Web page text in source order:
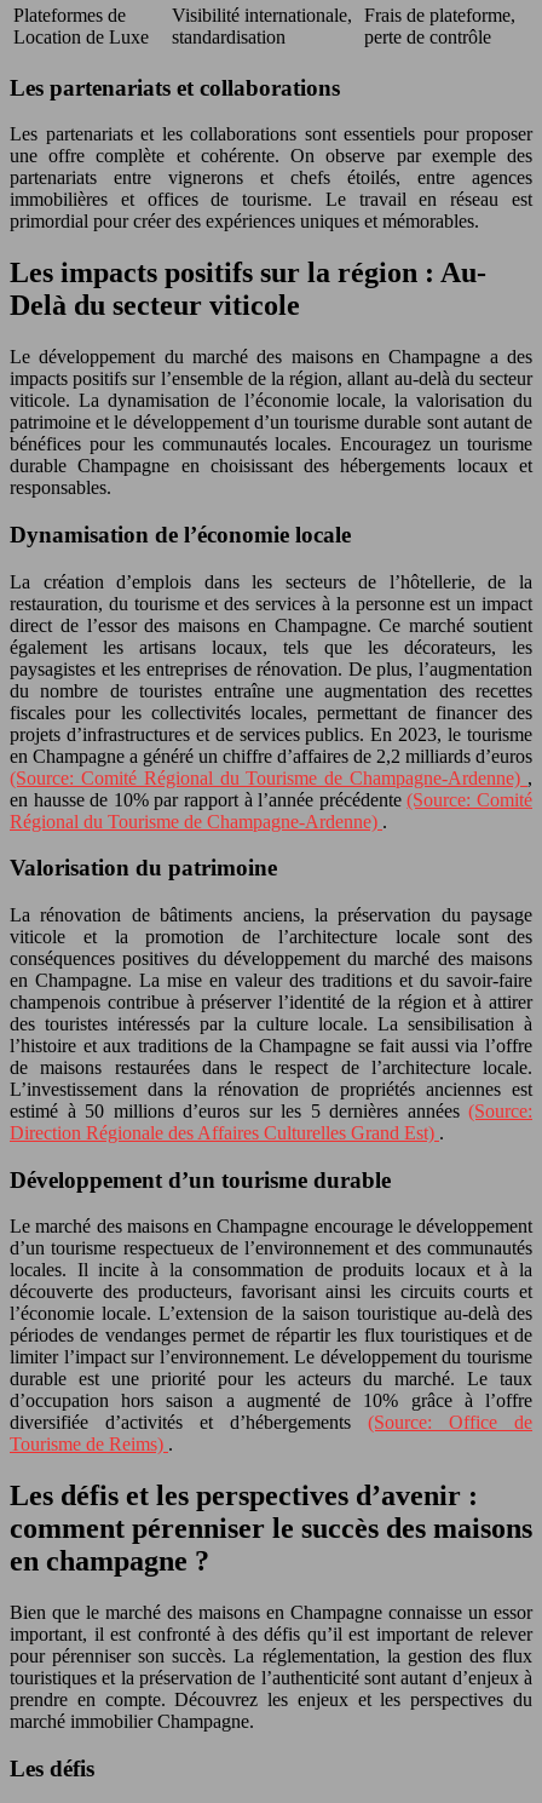
Plateformes de
Location de Luxe
Visibilité internationale,
standardisation
Frais de plateforme,
perte de contrôle
Les partenariats et collaborations
Les partenariats et les collaborations sont essentiels pour proposer
une offre complète et cohérente. On observe par exemple des
partenariats entre vignerons et chefs étoilés, entre agences
immobilières et offices de tourisme. Le travail en réseau est
primordial pour créer des expériences uniques et mémorables.
Les impacts positifs sur la région : Au-
Delà du secteur viticole
Le développement du marché des maisons en Champagne a des
impacts positifs sur l’ensemble de la région, allant au-delà du secteur
viticole. La dynamisation de l’économie locale, la valorisation du
patrimoine et le développement d’un tourisme durable sont autant de
bénéfices pour les communautés locales. Encouragez un tourisme
durable Champagne en choisissant des hébergements locaux et
responsables.
Dynamisation de l’économie locale
La création d’emplois dans les secteurs de l’hôtellerie, de la
restauration, du tourisme et des services à la personne est un impact
direct de l’essor des maisons en Champagne. Ce marché soutient
également les artisans locaux, tels que les décorateurs, les
paysagistes et les entreprises de rénovation. De plus, l’augmentation
du nombre de touristes entraîne une augmentation des recettes
fiscales pour les collectivités locales, permettant de financer des
projets d’infrastructures et de services publics. En 2023, le tourisme
en Champagne a généré un chiffre d’affaires de 2,2 milliards d’euros
(Source: Comité Régional du Tourisme de Champagne-Ardenne) ,
en hausse de 10% par rapport à l’année précédente(Source: Comité
Régional du Tourisme de Champagne-Ardenne) .
Valorisation du patrimoine
La rénovation de bâtiments anciens, la préservation du paysage
viticole et la promotion de l’architecture locale sont des
conséquences positives du développement du marché des maisons
en Champagne. La mise en valeur des traditions et du savoir-faire
champenois contribue à préserver l’identité de la région et à attirer
des touristes intéressés par la culture locale. La sensibilisation à
l’histoire et aux traditions de la Champagne se fait aussi via l’offre
de maisons restaurées dans le respect de l’architecture locale.
L’investissement dans la rénovation de propriétés anciennes est
estimé à 50 millions d’euros sur les 5 dernières années (Source:
Direction Régionale des Affaires Culturelles Grand Est) .
Développement d’un tourisme durable
Le marché des maisons en Champagne encourage le développement
d’un tourisme respectueux de l’environnement et des communautés
locales. Il incite à la consommation de produits locaux et à la
découverte des producteurs, favorisant ainsi les circuits courts et
l’économie locale. L’extension de la saison touristique au-delà des
périodes de vendanges permet de répartir les flux touristiques et de
limiter l’impact sur l’environnement. Le développement du tourisme
durable est une priorité pour les acteurs du marché. Le taux
d’occupation hors saison a augmenté de 10% grâce à l’offre
diversifiée d’activités et d’hébergements (Source: Office de
Tourisme de Reims) .
Les défis et les perspectives d’avenir :
comment pérenniser le succès des maisons
en champagne ?
Bien que le marché des maisons en Champagne connaisse un essor
important, il est confronté à des défis qu’il est important de relever
pour pérenniser son succès. La réglementation, la gestion des flux
touristiques et la préservation de l’authenticité sont autant d’enjeux à
prendre en compte. Découvrez les enjeux et les perspectives du
marché immobilier Champagne.
Les défis